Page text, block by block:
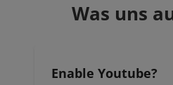
Was uns
Enable Youtube?